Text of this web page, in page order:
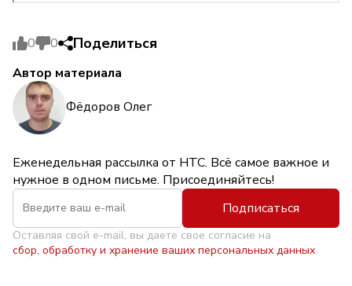
0 0 Поделиться
Автор материала
Фёдоров Олег
Еженедельная рассылка от НТС. Всё самое важное и
нужное в одном письме. Присоединяйтесь!
Подписаться
Оставляя свой e-mail, вы даете свое согласие на
сбор, обработку и хранение ваших персональных данных